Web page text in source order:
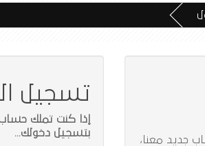
جديد معنا،
تسجيل
إذا كنت تملك
بتسجيل دخولك...